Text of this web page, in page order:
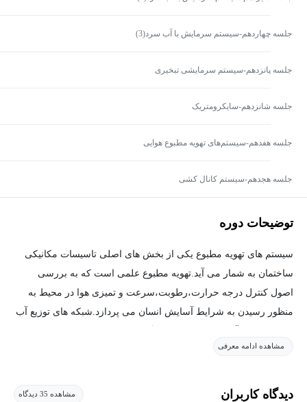
جلسه چهاردهم-سیستم سرمایش با آب سرد(3)
جلسه پانزدهم-سیستم سرمایشی تبخیری
جلسه شانزدهم-سایکرومتریک
جلسه هفدهم-سیستم‌های تهویه مطبوع هوایی
جلسه هجدهم-سیستم کانال کشی
توضیحات دوره
سیستم های تهویه مطبوع یکی از بخش های اصلی تاسیسات مکانیکی
ساختمان به شمار می آید.تهویه مطبوع علمی است که به بررسی
اصول کنترل درجه حرارت،رطوبت،سرعت و تمیزی هوا در محیط به
منظور رسیدن به شرایط آسایش انسان می پردازد.شبکه های توزیع آب
تاسیسات مکانیکی ساختمان را تشکیل می دهد.
برای دانلود جداول درس از این
مشاهده ادامه معرفی
دیدگاه کاربران مشاهده 35 دیدگاه